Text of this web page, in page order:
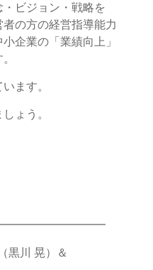
ビジョン・戦略を
の方の経営指導能力
企業の「業績向上」
ます。
ょう。
黒川 晃）＆